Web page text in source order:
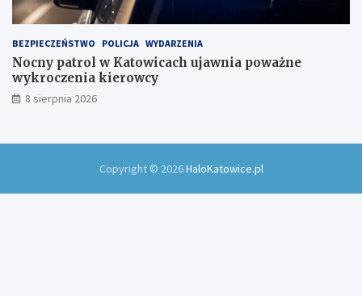
BEZPIECZEŃSTWO POLICJA WYDARZENIA
Nocny patrol w Katowicach ujawnia poważne
wykroczenia kierowcy
8 sierpnia 2026
Copyright © 2026HaloKatowice.pl